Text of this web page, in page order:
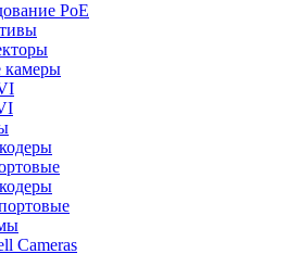
PoE
камеры
Cameras